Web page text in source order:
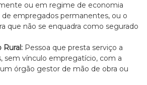
i
c
o
c
l
a
r
ou em regime de economia
empregados permanentes, ou o
que não se enquadra como segurado
Rural:Pessoa que presta serviço a
sem vínculo empregatício, com a
órgão gestor de mão de obra ou